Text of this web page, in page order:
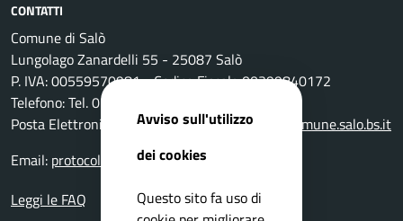
CONTATTI
Comune di Salò
Lungolago Zanardelli 55 - 25087 Salò
P. IVA: 00559570981 - Codice Fiscale 00399840172
Telefono: Tel. 0365-296801
Posta Elettronica Certificata:protocollo@pec.comune.salo.bs.it
Email: protocollo@comune.salo.bs.it
Leggi le FAQ
Avviso sull'utilizzo
dei cookies
Questo sito fa uso di